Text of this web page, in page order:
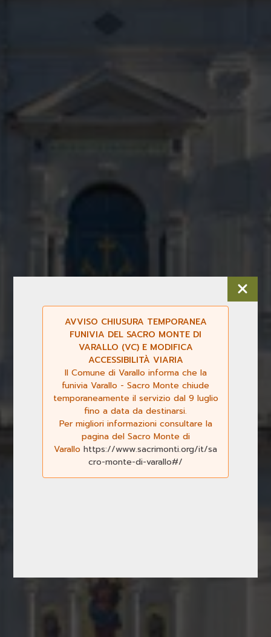
AVVISO CHIUSURA TEMPORANEA
FUNIVIA DEL SACRO MONTE DI
VARALLO (VC) E MODIFICA
ACCESSIBILITÀ VIARIA
Il Comune di Varallo informa che la
funivia Varallo - Sacro Monte chiude
temporaneamente il servizio dal 9 luglio
fino a data da destinarsi.
Per migliori informazioni consultare la
pagina del Sacro Monte di
Varallo https://www.sacrimonti.org/it/sa
cro-monte-di-varallo#/